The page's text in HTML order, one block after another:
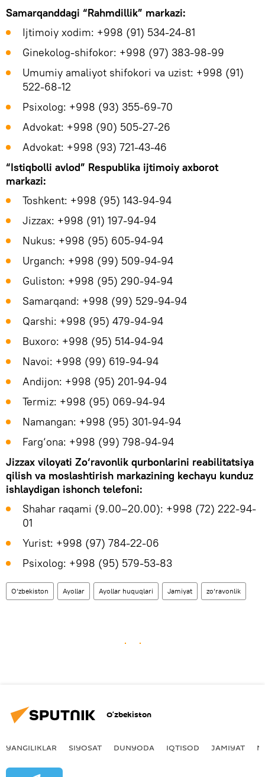
Samarqanddagi “Rahmdillik” markazi:
Ijtimoiy xodim: +998 (91) 534-24-81
Ginekolog-shifokor: +998 (97) 383-98-99
Umumiy amaliyot shifokori va uzist: +998 (91)
522-68-12
Psixolog: +998 (93) 355-69-70
Advokat: +998 (90) 505-27-26
Advokat: +998 (93) 721-43-46
“Istiqbolli avlod” Respublika ijtimoiy axborot
markazi:
Toshkent: +998 (95) 143-94-94
Jizzax: +998 (91) 197-94-94
Nukus: +998 (95) 605-94-94
Urganch: +998 (99) 509-94-94
Guliston: +998 (95) 290-94-94
Samarqand: +998 (99) 529-94-94
Qarshi: +998 (95) 479-94-94
Buxoro: +998 (95) 514-94-94
Navoi: +998 (99) 619-94-94
Andijon: +998 (95) 201-94-94
Termiz: +998 (95) 069-94-94
Namangan: +998 (95) 301-94-94
Farg‘ona: +998 (99) 798-94-94
Jizzax viloyati Zo‘ravonlik qurbonlarini reabilitatsiya
qilish va moslashtirish markazining kechayu kunduz
ishlaydigan ishonch telefoni:
Shahar raqami (9.00–20.00): +998 (72) 222-94-
01
Yurist: +998 (97) 784-22-06
Psixolog: +998 (95) 579-53-83
O‘zbekiston Ayollar Ayollar huquqlari Jamiyat zo‘ravonlik
O‘zbekiston
YANGILIKLAR SIYOSAT DUNYODA IQTISOD JAMIYAT